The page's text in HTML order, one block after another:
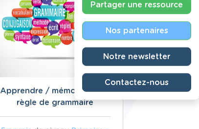
Apprendre / mémoriser une
règle de grammaire
Partager une ressource
Nos partenaires
Notre newsletter
Contactez-nous